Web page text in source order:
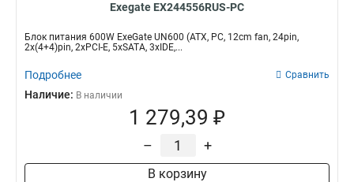
Exegate EX244556RUS-PC
Блок питания 600W ExeGate UN600 (ATX, PC, 12cm fan, 24pin,
2x(4+4)pin, 2xPCI-E, 5xSATA, 3xIDE,...
Подробнее Сравнить
Наличие: В наличии
1 279,39 ₽
– +
В корзину